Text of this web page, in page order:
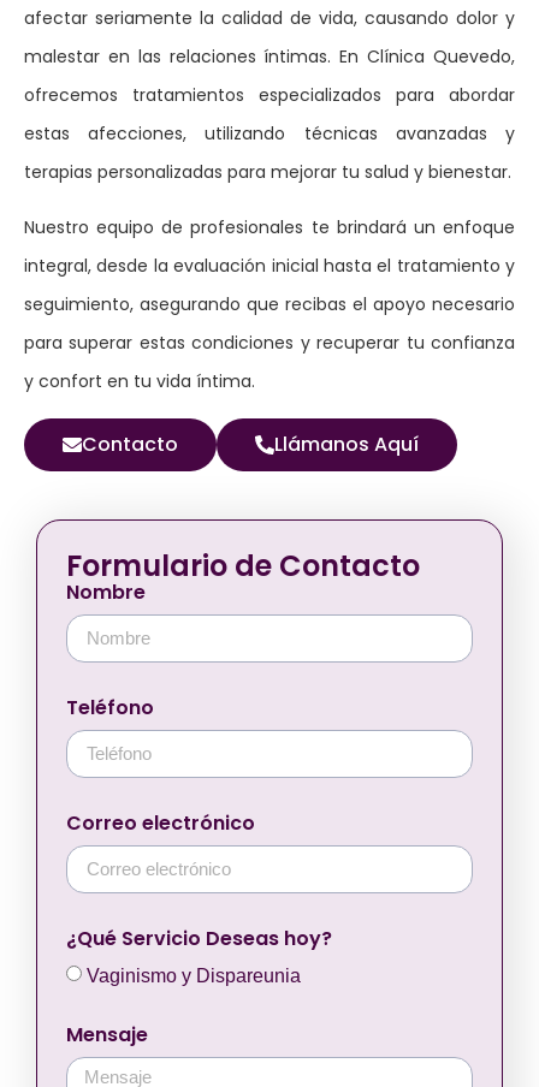
afectar seriamente la calidad de vida, causando dolor y
malestar en las relaciones íntimas. En Clínica Quevedo,
ofrecemos tratamientos especializados para abordar
estas afecciones, utilizando técnicas avanzadas y
terapias personalizadas para mejorar tu salud y bienestar.
Nuestro equipo de profesionales te brindará un enfoque
integral, desde la evaluación inicial hasta el tratamiento y
seguimiento, asegurando que recibas el apoyo necesario
para superar estas condiciones y recuperar tu confianza
y confort en tu vida íntima.
Contacto Llámanos Aquí
Formulario de Contacto
Nombre
Teléfono
Correo electrónico
¿Qué Servicio Deseas hoy?
Vaginismo y Dispareunia
Mensaje